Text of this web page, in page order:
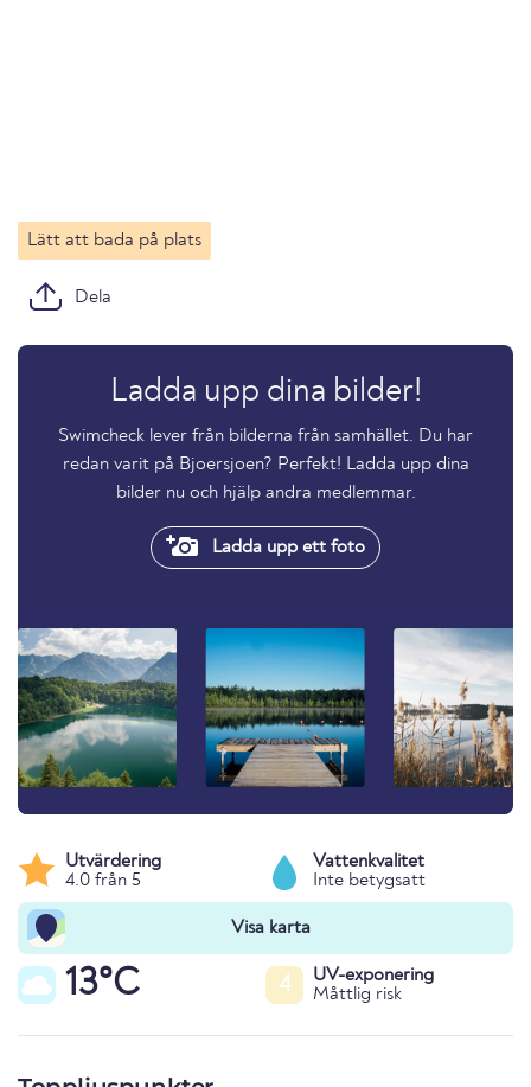
Lätt att bada på plats
Dela
Ladda upp dina bilder!
Swimcheck lever från bilderna från samhället. Du har
redan varit på Bjoersjoen? Perfekt! Ladda upp dina
bilder nu och hjälp andra medlemmar.
Ladda upp ett foto
Utvärdering
4.0 från 5
Vattenkvalitet
Inte betygsatt
Visa karta
13°C 4
UV-exponering
Måttlig risk